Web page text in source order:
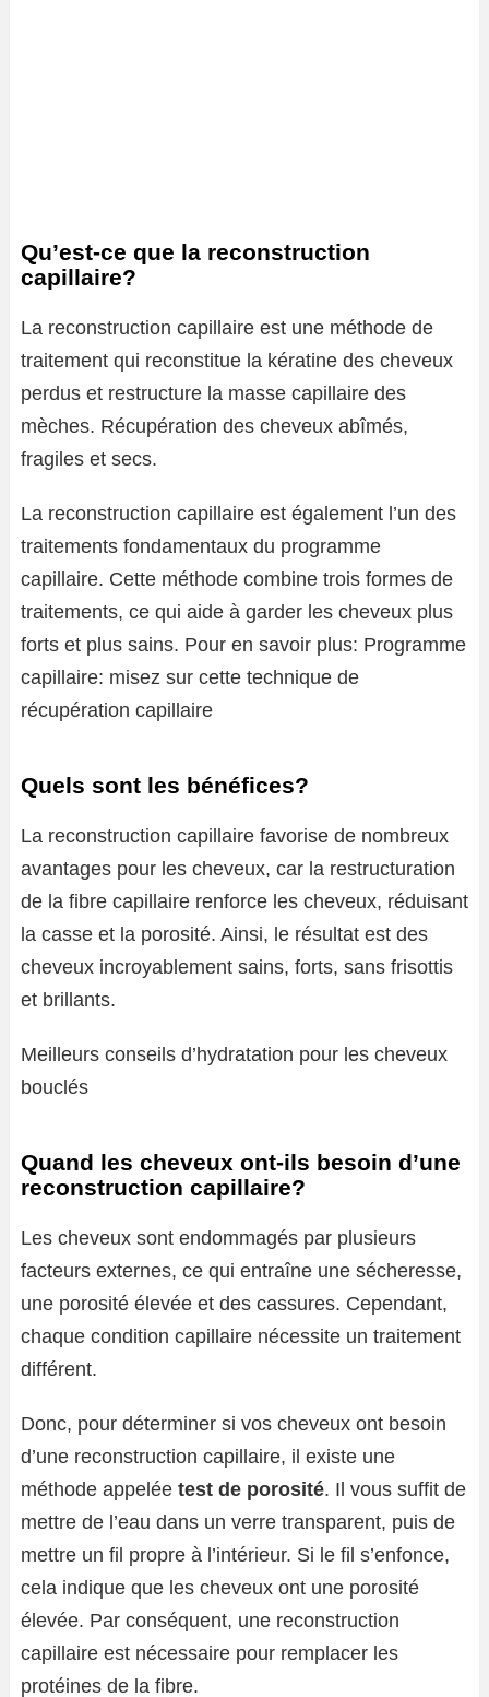
Qu’est-ce que la reconstruction
capillaire?
La reconstruction capillaire est une méthode de
traitement qui reconstitue la kératine des cheveux
perdus et restructure la masse capillaire des
mèches. Récupération des cheveux abîmés,
fragiles et secs.
La reconstruction capillaire est également l’un des
traitements fondamentaux du programme
capillaire. Cette méthode combine trois formes de
traitements, ce qui aide à garder les cheveux plus
forts et plus sains. Pour en savoir plus: Programme
capillaire: misez sur cette technique de
récupération capillaire
Quels sont les bénéfices?
La reconstruction capillaire favorise de nombreux
avantages pour les cheveux, car la restructuration
de la fibre capillaire renforce les cheveux, réduisant
la casse et la porosité. Ainsi, le résultat est des
cheveux incroyablement sains, forts, sans frisottis
et brillants.
Meilleurs conseils d’hydratation pour les cheveux
bouclés
Quand les cheveux ont-ils besoin d’une
reconstruction capillaire?
Les cheveux sont endommagés par plusieurs
facteurs externes, ce qui entraîne une sécheresse,
une porosité élevée et des cassures. Cependant,
chaque condition capillaire nécessite un traitement
différent.
Donc, pour déterminer si vos cheveux ont besoin
d’une reconstruction capillaire, il existe une
méthode appelée test de porosité. Il vous suffit de
mettre de l’eau dans un verre transparent, puis de
mettre un fil propre à l’intérieur. Si le fil s’enfonce,
cela indique que les cheveux ont une porosité
élevée. Par conséquent, une reconstruction
capillaire est nécessaire pour remplacer les
protéines de la fibre.